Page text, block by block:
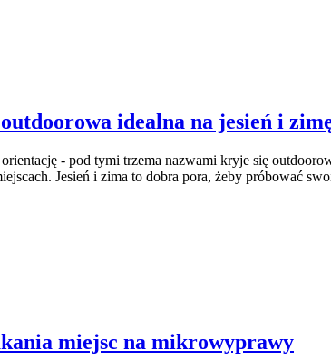
idealna na jesień i
- pod tymi trzema nazwami kryje się
Jesień i zima to dobra pora, żeby próbować
miejsc na mikrowyprawy